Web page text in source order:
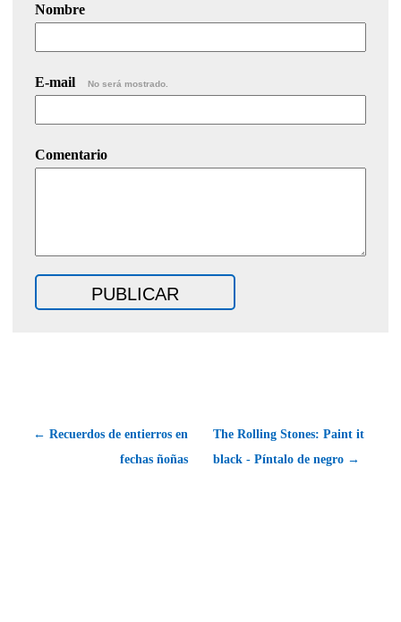
Nombre
E-mail No será mostrado.
Comentario
← Recuerdos de entierros en
fechas ñoñas
The Rolling Stones: Paint it
black - Píntalo de negro →